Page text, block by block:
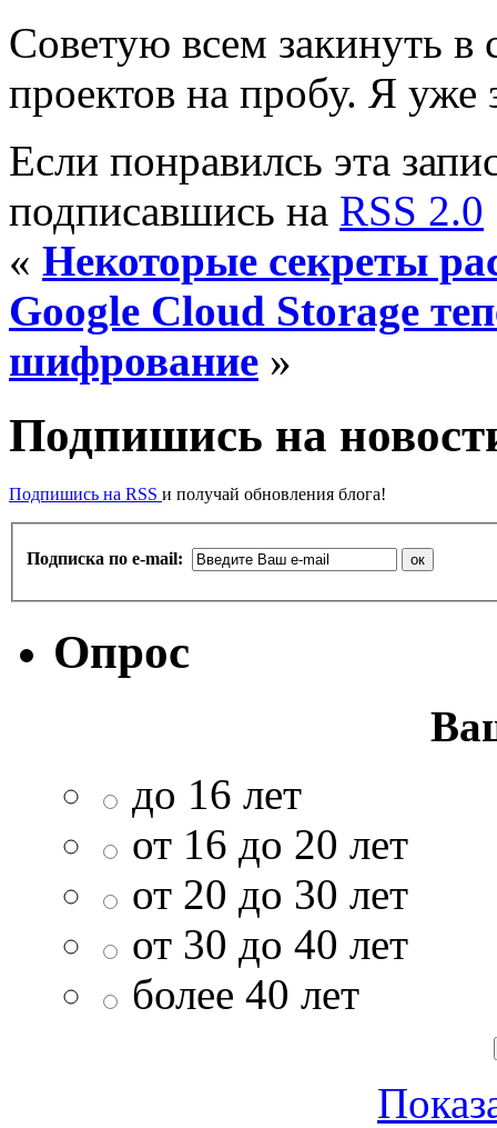
Советую всем закинуть в
проектов на пробу. Я уже
Если понравилсь эта
подписавшись на RSS 2.0
« Некоторые секреты
Google Cloud Storage
шифрование »
Подпишись на
Подпишись на RSS и получай обновления блога!
Подписка по e-mail:
Опрос
до 16 лет
от 16 до 20 лет
от 20 до 30 лет
от 30 до 40 лет
более 40 лет